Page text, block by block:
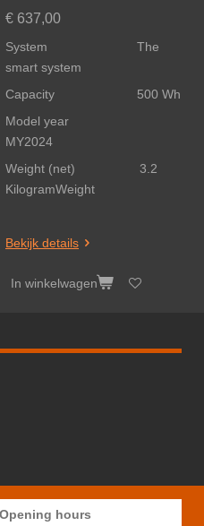
€ 637,00
System The
smart system
Capacity 500 Wh
Model year
MY2024
Weight (net) 3.2
KilogramWeight
Bekijk details
In winkelwagen
Opening hours